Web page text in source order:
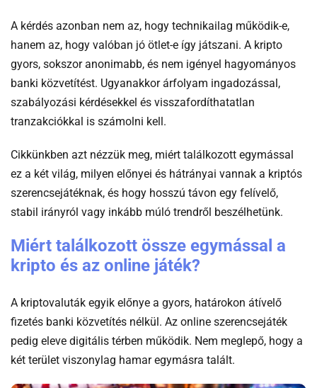
A kérdés azonban nem az, hogy technikailag működik-e,
hanem az, hogy valóban jó ötlet-e így játszani. A kripto
gyors, sokszor anonimabb, és nem igényel hagyományos
banki közvetítést. Ugyanakkor árfolyam ingadozással,
szabályozási kérdésekkel és visszafordíthatatlan
tranzakciókkal is számolni kell.
Cikkünkben azt nézzük meg, miért találkozott egymással
ez a két világ, milyen előnyei és hátrányai vannak a kriptós
szerencsejátéknak, és hogy hosszú távon egy felívelő,
stabil irányról vagy inkább múló trendről beszélhetünk.
Miért találkozott össze egymással a
kripto és az online játék?
A kriptovaluták egyik előnye a gyors, határokon átívelő
fizetés banki közvetítés nélkül. Az online szerencsejáték
pedig eleve digitális térben működik. Nem meglepő, hogy a
két terület viszonylag hamar egymásra talált.
Blokklánc jelentése
Portfólió jelentése
Diverzifikáció jelentése
Kriptográfia jelentése